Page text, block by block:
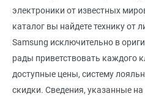
электроники от известных
каталог вы найдете технику от
Samsung исключительно в
рады приветствовать каждого
доступные цены, систему
скидки. Сведения, указанные